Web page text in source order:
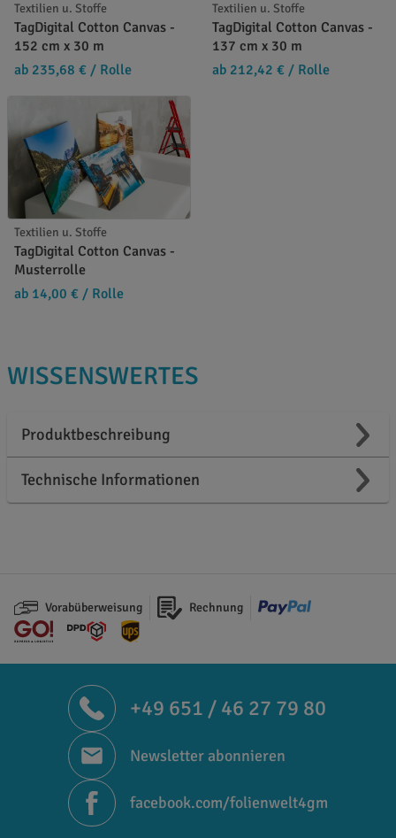
Textilien u. Stoffe
TagDigital Cotton Canvas -
152 cm x 30 m
ab 235,68 € / Rolle
Textilien u. Stoffe
TagDigital Cotton Canvas -
137 cm x 30 m
ab 212,42 € / Rolle
Textilien u. Stoffe
TagDigital Cotton Canvas -
Musterrolle
ab 14,00 € / Rolle
WISSENSWERTES
Produktbeschreibung
Technische Informationen
Vorabüberweisung Rechnung
+49 651 / 46 27 79 80
Newsletter abonnieren
facebook.com/folienwelt4gm